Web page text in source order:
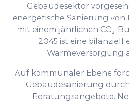
Gebäudesektor
energetische Sanierung von
mit einem jährlichen CO₂-
2045 ist eine bilanziell
Wärmeversorgung
Auf kommunaler Ebene
Gebäudesanierung
Beratungsangebote.